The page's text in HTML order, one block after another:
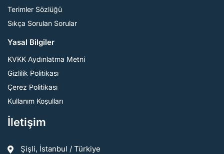
Terimler Sözlüğü
Sıkça Sorulan Sorular
Yasal Bilgiler
KVKK Aydınlatma Metni
Gizlilik Politikası
Çerez Politikası
Kullanım Koşulları
İletişim
Şişli, İstanbul / Türkiye